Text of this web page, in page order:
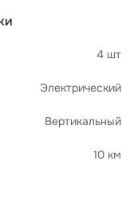
4 шт
Электрический
Вертикальный
10 км